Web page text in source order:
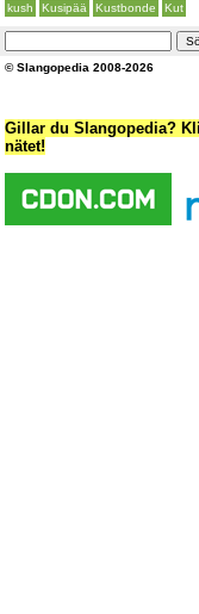
kush
Kusipää Kustbonde Kut
© Slangopedia 2008-2026
Gillar du Slangopedia?
nätet!